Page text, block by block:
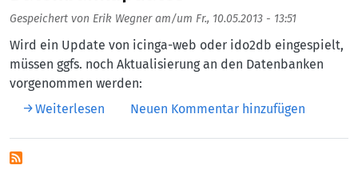
Gespeichert von Erik Wegneram/um Fr., 10.05.2013 - 13:51
Wird ein Update von icinga-web oder ido2db eingespielt,
müssen ggfs. noch Aktualisierung an den Datenbanken
vorgenommen werden:
Weiterlesen über Datenbankupdates
Neuen Kommentar hinzufügen